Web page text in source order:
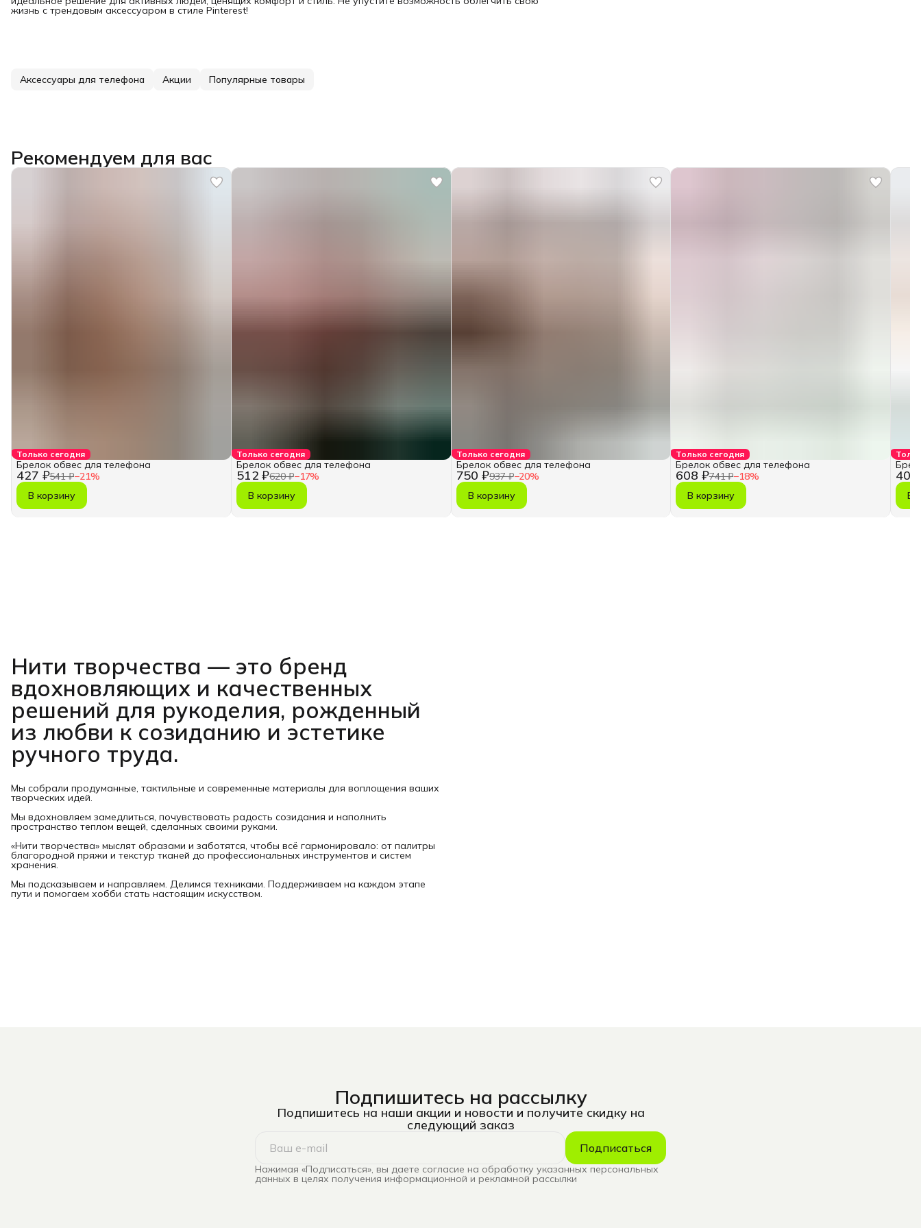
жизнь с трендовым аксессуаром в стиле Pinterest!
Аксессуары для телефона Акции Популярные товары
Рекомендуем для вас
Только сегодня
427 ₽541 ₽−21%
Брелок обвес для телефона
В корзину
Только сегодня
512 ₽620 ₽−17%
Брелок обвес для телефона
В корзину
Только сегодня
750 ₽937 ₽−20%
Брелок обвес для телефона
В корзину
Только сегодня
608 ₽741 ₽−18%
Брелок обвес для телефона
В корзину
403
В
Нити творчества — это бренд
вдохновляющих и качественных
решений для рукоделия, рожденный
из любви к созиданию и эстетике
ручного труда.
Мы собрали продуманные, тактильные и современные материалы для воплощения ваших
творческих идей.
Мы вдохновляем замедлиться, почувствовать радость созидания и наполнить
пространство теплом вещей, сделанных своими руками.
«Нити творчества» мыслят образами и заботятся, чтобы всё гармонировало: от палитры
благородной пряжи и текстур тканей до профессиональных инструментов и систем
хранения.
Мы подсказываем и направляем. Делимся техниками. Поддерживаем на каждом этапе
пути и помогаем хобби стать настоящим искусством.
Подпишитесь на рассылку
Подпишитесь на наши акции и новости и получите скидку на
следующий заказ
Подписаться
Нажимая «Подписаться», вы даете согласие на обработку указанных персональных
данных в целях получения информационной и рекламной рассылки